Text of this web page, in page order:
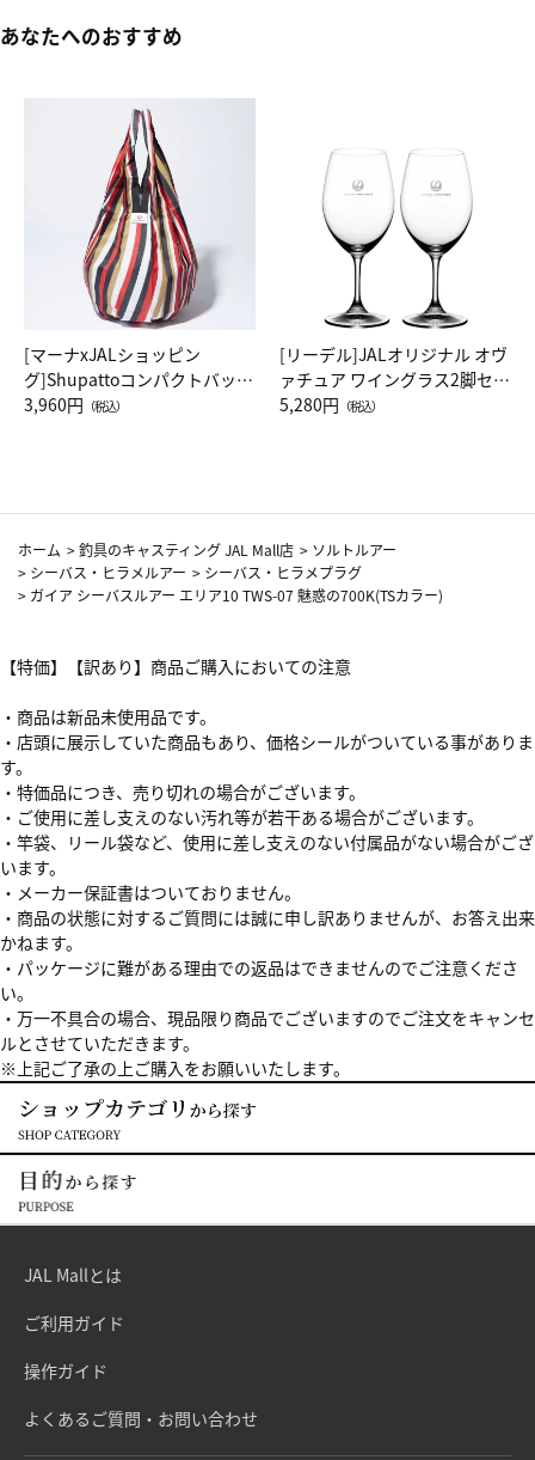
あなたへのおすすめ
[マーナxJALショッピン
グ]Shupattoコンパクトバッグ
Drop JAL客室乗務員（LC）ス
3,960円 （税込）
[リーデル]JALオリジナル オヴ
ァチュア ワイングラス2脚セッ
ト（レッドワイン）
5,280円 （税込）
ホーム >釣具のキャスティング JAL Mall店 > ソルトルアー
> シーバス・ヒラメルアー > シーバス・ヒラメプラグ
> ガイア シーバスルアー エリア10 TWS-07 魅惑の700K(TSカラー)
【特価】【訳あり】商品ご購入においての注意
・商品は新品未使用品です。
・店頭に展示していた商品もあり、価格シールがついている事がありま
す。
・特価品につき、売り切れの場合がございます。
・ご使用に差し支えのない汚れ等が若干ある場合がございます。
・竿袋、リール袋など、使用に差し支えのない付属品がない場合がござ
います。
・メーカー保証書はついておりません。
・商品の状態に対するご質問には誠に申し訳ありませんが、お答え出来
かねます。
・パッケージに難がある理由での返品はできませんのでご注意くださ
い。
・万一不具合の場合、現品限り商品でございますのでご注文をキャンセ
ルとさせていただきます。
※上記ご了承の上ご購入をお願いいたします。
JAL Mallとは
ご利用ガイド
操作ガイド
よくあるご質問・お問い合わせ